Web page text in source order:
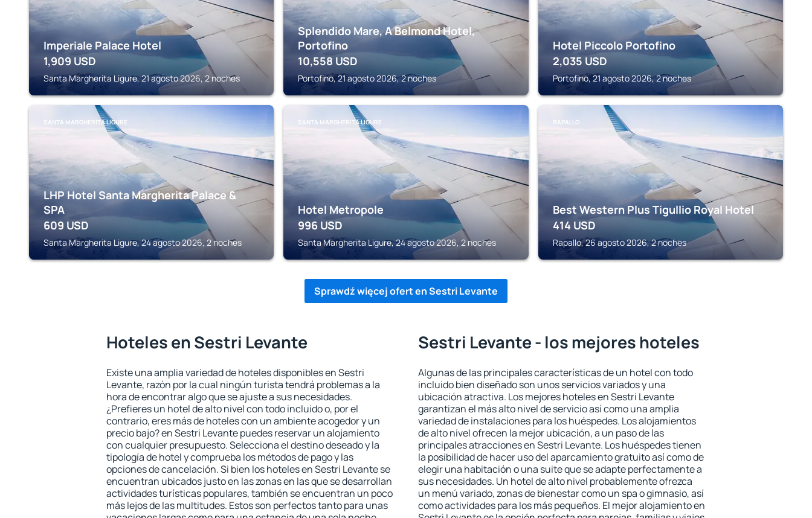
Imperiale Palace Hotel
1,909 USD
Santa Margherita Ligure, 21 agosto 2026, 2 noches
Splendido Mare, A Belmond Hotel,
Portofino
10,558 USD
Portofino, 21 agosto 2026, 2 noches
Hotel Piccolo Portofino
2,035 USD
Portofino, 21 agosto 2026, 2 noches
SANTA MARGHERITA LIGURE
LHP Hotel Santa Margherita Palace &
SPA
609 USD
Santa Margherita Ligure, 24 agosto 2026, 2 noches
SANTA MARGHERITA LIGURE
Hotel Metropole
996 USD
Santa Margherita Ligure, 24 agosto 2026, 2 noches
RAPALLO
Best Western Plus Tigullio Royal Hotel
414 USD
Rapallo, 26 agosto 2026, 2 noches
Sprawdź więcej ofert en Sestri Levante
Hoteles en Sestri Levante
Existe una amplia variedad de hoteles disponibles en Sestri
Levante, razón por la cual ningún turista tendrá problemas a la
hora de encontrar algo que se ajuste a sus necesidades.
¿Prefieres un hotel de alto nivel con todo incluido o, por el
contrario, eres más de hoteles con un ambiente acogedor y un
precio bajo? en Sestri Levante puedes reservar un alojamiento
con cualquier presupuesto. Selecciona el destino deseado y la
tipología de hotel y comprueba los métodos de pago y las
opciones de cancelación. Si bien los hoteles en Sestri Levante se
encuentran ubicados justo en las zonas en las que se desarrollan
actividades turísticas populares, también se encuentran un poco
más lejos de las multitudes. Estos son perfectos tanto para unas
Sestri Levante - los mejores hoteles
Algunas de las principales características de un hotel con todo
incluido bien diseñado son unos servicios variados y una
ubicación atractiva. Los mejores hoteles en Sestri Levante
garantizan el más alto nivel de servicio así como una amplia
variedad de instalaciones para los huéspedes. Los alojamientos
de alto nivel ofrecen la mejor ubicación, a un paso de las
principales atracciones en Sestri Levante. Los huéspedes tienen
la posibilidad de hacer uso del aparcamiento gratuito así como de
elegir una habitación o una suite que se adapte perfectamente a
sus necesidades. Un hotel de alto nivel probablemente ofrezca
un menú variado, zonas de bienestar como un spa o gimnasio, así
como actividades para los más pequeños. El mejor alojamiento en